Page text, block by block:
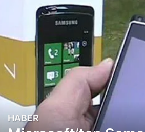
1
HABER